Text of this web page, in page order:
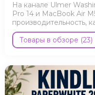
На канале Ulmer
Pro 14 и MacBook Air
производительность,
Товары в обзоре (23)